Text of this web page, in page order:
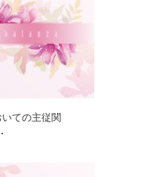
ての主従関